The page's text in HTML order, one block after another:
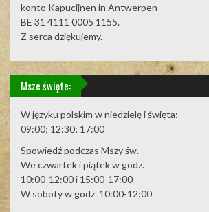
konto Kapucijnen in Antwerpen
BE 31 4111 0005 1155.
Z serca dziękujemy.
Msze święte:
W języku polskim w niedzielę i święta:
09:00; 12:30; 17:00
Spowiedź podczas Mszy św.
We czwartek i piątek w godz.
10:00-12:00 i 15:00-17:00
W soboty w godz. 10:00-12:00